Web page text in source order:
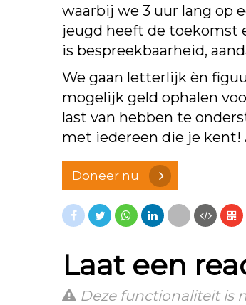
waarbij we 3 uur lang op
jeugd heeft de toekomst
is bespreekbaarheid,
We gaan letterlijk èn
mogelijk geld ophalen
last van hebben te
met iedereen die je kent!
Doneer nu
Laat een
Deze functionaliteit is